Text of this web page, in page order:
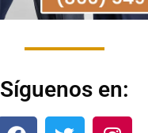
Síguenos en: